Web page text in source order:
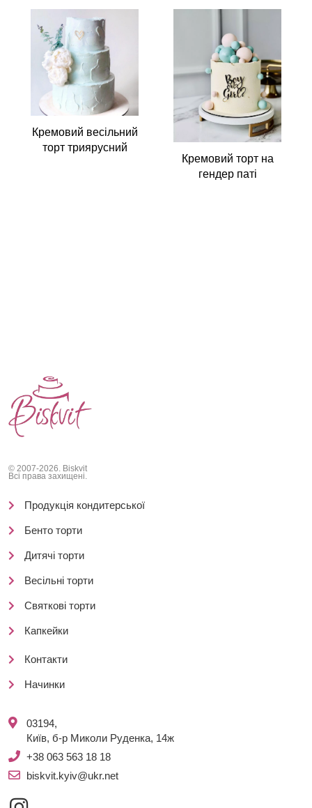
Кремовий весільний
торт триярусний
Кремовий торт на
гендер паті
© 2007-2026. Biskvit
Всі права захищені.
Продукція кондитерської
Бенто торти
Дитячі торти
Весільні торти
Святкові торти
Капкейки
Контакти
Начинки
03194,
Київ, б-р Миколи Руденка, 14ж
+38 063 563 18 18
biskvit.kyiv@ukr.net